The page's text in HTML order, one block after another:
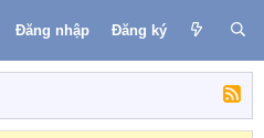
Đăng nhập Đăng ký